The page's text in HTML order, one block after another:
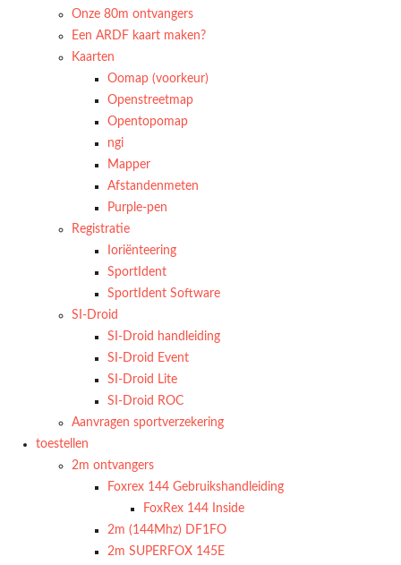
Onze 80m ontvangers
Een ARDF kaart maken?
Kaarten
Oomap (voorkeur)
Openstreetmap
Opentopomap
ngi
Mapper
Afstandenmeten
Purple-pen
Registratie
Ioriënteering
SportIdent
SportIdent Software
SI-Droid
SI-Droid handleiding
SI-Droid Event
SI-Droid Lite
SI-Droid ROC
Aanvragen sportverzekering
toestellen
2m ontvangers
Foxrex 144 Gebruikshandleiding
FoxRex 144 Inside
2m (144Mhz) DF1FO
2m SUPERFOX 145E